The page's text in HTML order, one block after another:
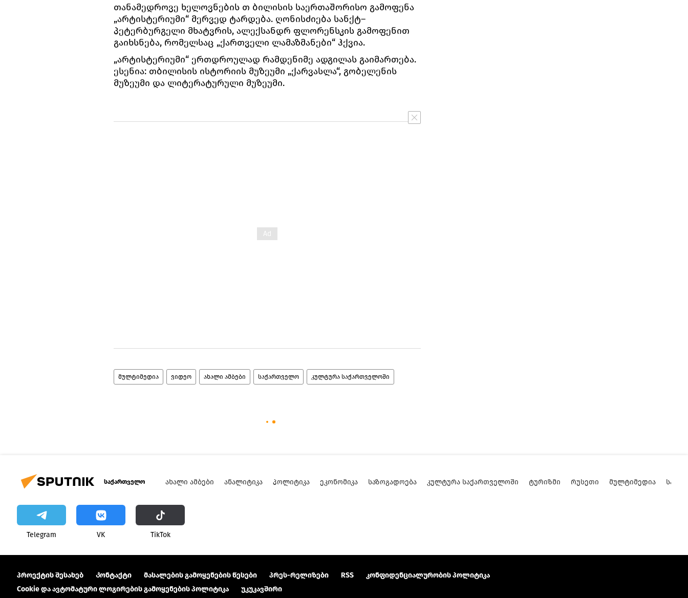
თანამედროვე ხელოვნების თ ბილისის საერთაშორისო გამოფენა
„არტისტერიუმი“ მერვედ ტარდება. ღონისძიება სანქტ–
პეტერბურგელი მხატვრის, ალექსანდრ ფლორენსკის გამოფენით
გაიხსნება, რომელსაც „ქართველი ლამაზმანები“ ჰქვია.
„არტისტერიუმი“ ერთდროულად რამდენიმე ადგილას გაიმართება.
ესენია: თბილისის ისტორიის მუზეუმი „ქარვასლა“, გობელენის
მუზეუმი და ლიტერატურული მუზეუმი.
მულტიმედია ვიდეო ახალი ამბები საქართველო კულტურა საქართველოში
საქართველო ᲐᲮᲐᲚᲘ ᲐᲛᲑᲔᲑᲘ ᲐᲜᲐᲚᲘᲢᲘᲙᲐ ᲞᲝᲚᲘᲢᲘᲙᲐ ᲔᲙᲝᲜᲝᲛᲘᲙᲐ ᲡᲐᲖᲝᲒᲐᲓᲝᲔᲑᲐ ᲙᲣᲚᲢᲣᲠᲐ ᲡᲐᲥᲐᲠᲗᲕᲔᲚᲝᲨᲘ ᲢᲣᲠᲘᲖᲛᲘ ᲠᲣᲡᲔᲗᲘ ᲛᲣᲚᲢᲘᲛᲔᲓᲘᲐ
Telegram VK ТikТоk
პროექტის შესახებ Კონტაქტი მასალების გამოყენების წესები პრეს-რელიზები RSS
კონფიდენციალურობის პოლიტიკა
Cookie და ავტომატური ლოგირების გამოყენების პოლიტიკა
უკუკავშირი